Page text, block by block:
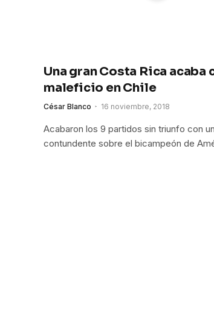
Una gran Costa Rica acaba
maleficio en Chile
César Blanco 16 noviembre, 2018
Acabaron los 9 partidos sin triunfo con
contundente sobre el bicampeón de